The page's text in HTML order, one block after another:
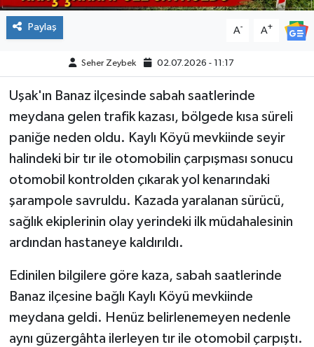
Paylaş A- A+
Seher Zeybek 02.07.2026 - 11:17
Uşak'ın Banaz ilçesinde sabah saatlerinde
meydana gelen trafik kazası, bölgede kısa süreli
paniğe neden oldu. Kaylı Köyü mevkiinde seyir
halindeki bir tır ile otomobilin çarpışması sonucu
otomobil kontrolden çıkarak yol kenarındaki
şarampole savruldu. Kazada yaralanan sürücü,
sağlık ekiplerinin olay yerindeki ilk müdahalesinin
ardından hastaneye kaldırıldı.
Edinilen bilgilere göre kaza, sabah saatlerinde
Banaz ilçesine bağlı Kaylı Köyü mevkiinde
meydana geldi. Henüz belirlenemeyen nedenle
aynı güzergâhta ilerleyen tır ile otomobil çarpıştı.